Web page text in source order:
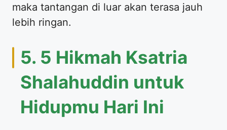
maka tantangan di luar akan terasa jauh
lebih ringan.
​5. 5 Hikmah Ksatria
Shalahuddin untuk
Hidupmu Hari Ini